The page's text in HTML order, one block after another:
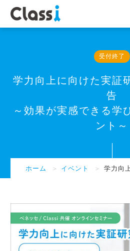
受付終了
学力向上に向けた実証
告
～効果が実感できる学
ント～
ホーム ＞ イベント ＞ 学力向